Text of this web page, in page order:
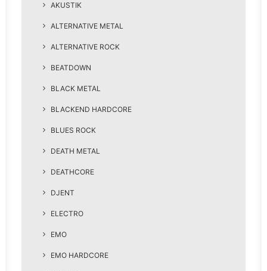
AKUSTIK
ALTERNATIVE METAL
ALTERNATIVE ROCK
BEATDOWN
BLACK METAL
BLACKEND HARDCORE
BLUES ROCK
DEATH METAL
DEATHCORE
DJENT
ELECTRO
EMO
EMO HARDCORE